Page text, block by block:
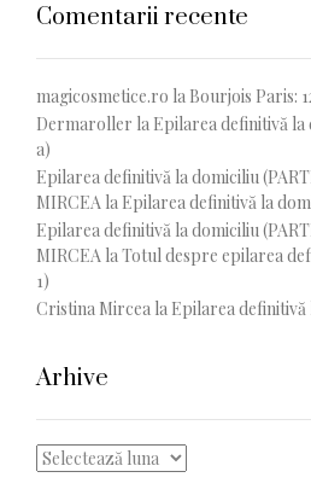
Comentarii recente
magicosmetice.ro la Bourjois Paris:
Dermaroller la Epilarea definitivă
a)
Epilarea definitivă la domiciliu
MIRCEA la Epilarea definitivă la
Epilarea definitivă la domiciliu
MIRCEA la Totul despre epilarea
1)
Cristina Mircea la Epilarea
Arhive
Arhive